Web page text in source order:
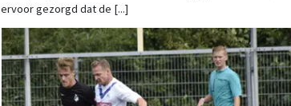
ervoor gezorgd dat de [...]